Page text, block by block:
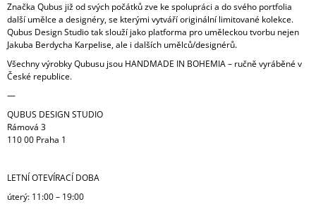
Značka Qubus již od svých počátků zve ke spolupráci a do svého portfolia
další umělce a designéry, se kterými vytváří originální limitované kolekce.
Qubus Design Studio tak slouží jako platforma pro uměleckou tvorbu nejen
Jakuba Berdycha Karpelise, ale i dalších umělců/designérů.
Všechny výrobky Qubusu jsou HANDMADE IN BOHEMIA – ručně vyráběné v
České republice.
—
QUBUS DESIGN STUDIO
Rámová 3
110 00 Praha 1
LETNÍ OTEVÍRACÍ DOBA
úterý: 11:00 – 19:00
U
J
E
M
E
UNNAMED
VASE
WITH
LOVE
/